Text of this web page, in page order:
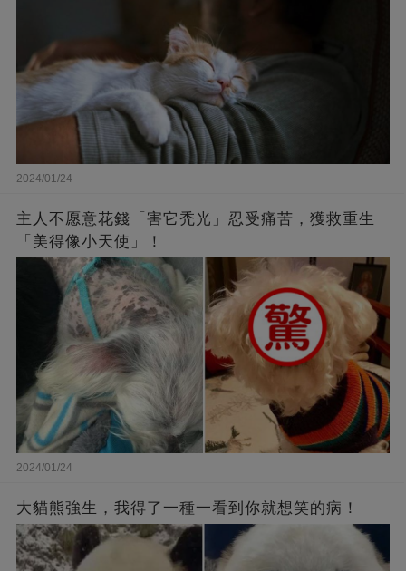
2024/01/24
主人不愿意花錢「害它禿光」忍受痛苦，獲救重生
「美得像小天使」！
2024/01/24
大貓熊強生，我得了一種一看到你就想笑的病！